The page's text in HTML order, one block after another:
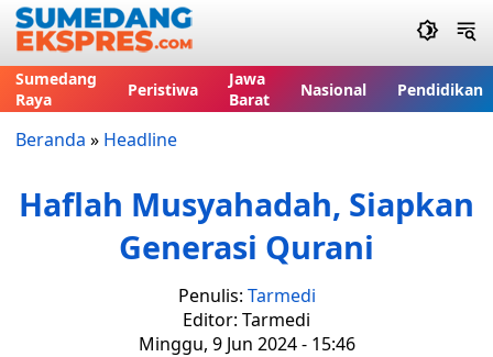
Sumedang
Raya
Peristiwa
Jawa
Barat
Nasional Pendidikan
Beranda » Headline
Haflah Musyahadah, Siapkan
Generasi Qurani
Penulis: Tarmedi
Editor: Tarmedi
Minggu, 9 Jun 2024 - 15:46